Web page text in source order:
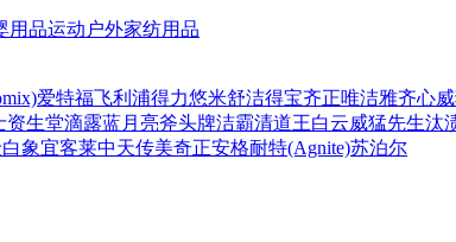
用品运动户外家纺用品
爱特福飞利浦得力悠米舒洁得宝齐正唯洁雅齐心
资生堂滴露蓝月亮斧头牌洁霸清道王白云威猛先生汰
象宜客莱中天传美奇正安格耐特(Agnite)苏泊尔